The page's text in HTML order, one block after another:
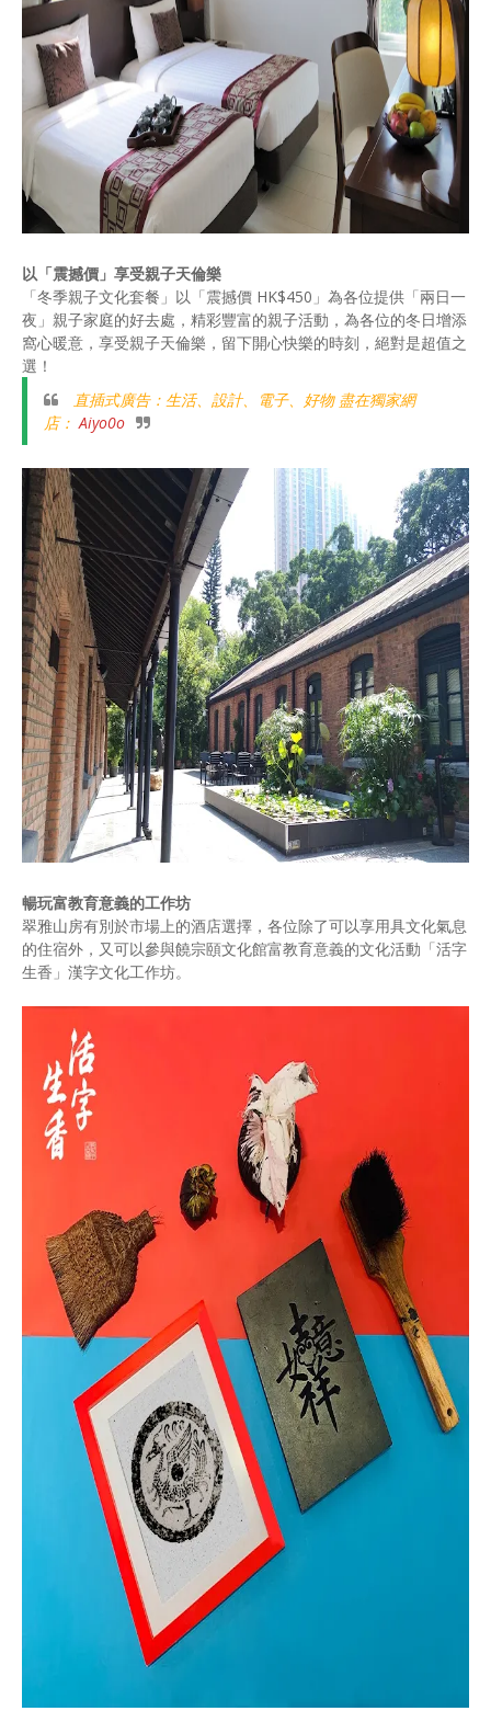
以「震撼價」享受親子天倫樂
「冬季親子文化套餐」以「震撼價 HK$450」為各位提供「兩日一
夜」親子家庭的好去處，精彩豐富的親子活動，為各位的冬日增添
窩心暖意，享受親子天倫樂，留下開心快樂的時刻，絕對是超值之
選！
直插式廣告：生活、設計、電子、好物 盡在獨家網
店：Aiyo0o
暢玩富教育意義的工作坊
翠雅山房有別於市場上的酒店選擇，各位除了可以享用具文化氣息
的住宿外，又可以參與饒宗頤文化館富教育意義的文化活動「活字
生香」漢字文化工作坊。